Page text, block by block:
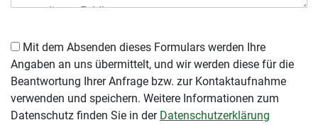
Angaben an uns übermittelt, und wir werden diese für die
Beantwortung Ihrer Anfrage bzw. zur Kontaktaufnahme
verwenden und speichern. Weitere Informationen zum
Datenschutz finden Sie in der Datenschutzerklärung